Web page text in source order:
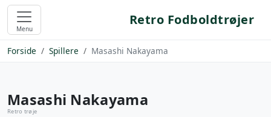
Menu
Retro Fodboldtrøjer
Forside Spillere Masashi Nakayama
Masashi Nakayama
Retro trøje